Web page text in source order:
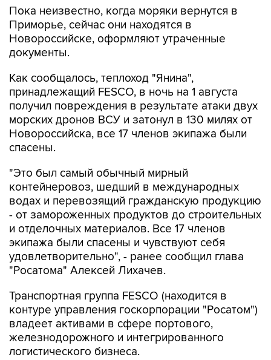
Пока неизвестно, когда моряки вернутся в
Приморье, сейчас они находятся в
Новороссийске, оформляют утраченные
документы.
Как сообщалось, теплоход "Янина",
принадлежащий FESCO, в ночь на 1 августа
получил повреждения в результате атаки двух
морских дронов ВСУ и затонул в 130 милях от
Новороссийска, все 17 членов экипажа были
спасены.
"Это был самый обычный мирный
контейнеровоз, шедший в международных
водах и перевозящий гражданскую продукцию
- от замороженных продуктов до строительных
и отделочных материалов. Все 17 членов
экипажа были спасены и чувствуют себя
удовлетворительно", - ранее сообщил глава
"Росатома" Алексей Лихачев.
Транспортная группа FESCO (находится в
контуре управления госкорпорации "Росатом")
владеет активами в сфере портового,
железнодорожного и интегрированного
логистического бизнеса.